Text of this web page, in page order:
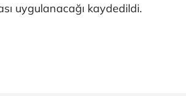
uygulanacağı kaydedildi.